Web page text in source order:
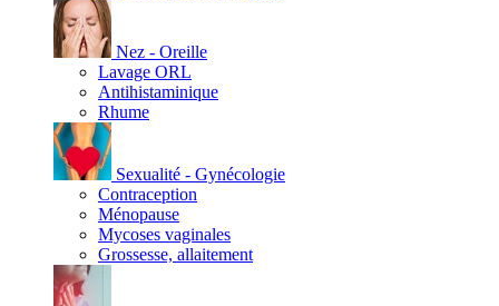
Nez - Oreille
Lavage ORL
Antihistaminique
Rhume
Sexualité - Gynécologie
Contraception
Ménopause
Mycoses vaginales
Grossesse, allaitement